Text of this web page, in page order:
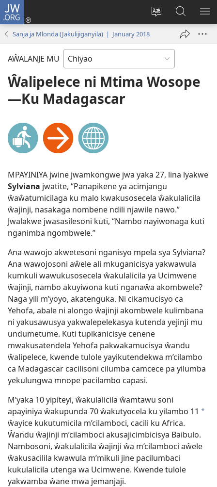
JW.ORG
Acenje
ciŵeceto
Ajinjile
(awugule
pa
JW.ORG
Sanja ja Mlonda (Jakulijiganyila) | January 2018
AŴALANJE MU
Ŵalipelece ni Mtima Wosope
—Ku Madagascar
MPAYINIYA jwine jwamkongwe jwa yaka 27, lina lyakwe
Sylviana jwatite, “Panapikene ya acimjangu
ŵaŵatumicilaga ku malo kwakusosecela ŵakulalicila
ŵajinji, nasakaga nombene ndili njawile nawo.”
Jwalakwe jwasasilesoni kuti, “Nambo nayiwonaga kuti
nganimba ngombwele.”
Ana wawojo akwetesoni nganisyo mpela sya Sylviana?
Ana wawojosoni aŵele ali mkuganicisya yakwawula
kumkuli wawukusosecela ŵakulalicila ya Ucimwene
ŵajinji, nambo akuyiwona kuti nganaŵa akombwele?
Naga yili m’yoyo, akatenguka. Ni cikamucisyo ca
Yehofa, abale ni alongo ŵajinji akombwele kulimbana
ni yakusawusya yakwalepelekasya kutenda yejinji mu
undumetume. Kuti tupikanicisye cenene
mwakusatendela Yehofa pakwakamucisya ŵandu
ŵalipelece, kwende tulole yayikutendekwa m’cilambo
ca Madagascar cacilisoni cilumba camcece pa yilumba
yekulungwa mnope pacilambo capasi.
M’yaka 10 yipiteyi, ŵakulalicila ŵamtawu soni
apayiniya ŵakupunda 70 ŵakutyocela ku yilambo 11 *
ŵayice kukutumicila m’cilamboci, cacili ku Africa.
Ŵandu ŵajinji m’cilamboci akusajicimbicisya Baibulo.
Nambosoni, ŵakulalicila ŵajinji ŵa m’cilamboci aŵele
ŵakusacilila kwawula m’mikuli jine pacilumbaci
kukulalicila utenga wa Ucimwene. Kwende tulole
yakwamba ŵane mwa jemanjaji.